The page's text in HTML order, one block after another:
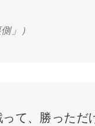
」）
て、勝っただ